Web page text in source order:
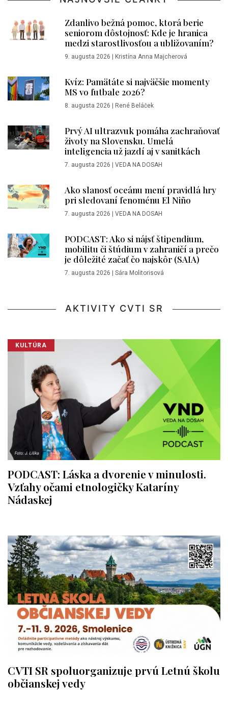
Zdanlivo bežná pomoc, ktorá berie
seniorom dôstojnosť: Kde je hranica
medzi starostlivosťou a ubližovaním?
9. augusta 2026 Kristína Anna Majcherová
Kvíz: Pamätáte si najväčšie momenty
MS vo futbale 2026?
8. augusta 2026 René Beláček
Prvý AI ultrazvuk pomáha zachraňovať
životy na Slovensku. Umelá
inteligencia už jazdí aj v sanitkách
7. augusta 2026 VEDA NA DOSAH
Ako slanosť oceánu mení pravidlá hry
pri sledovaní fenoménu El Niño
7. augusta 2026 VEDA NA DOSAH
PODCAST: Ako si nájsť štipendium,
mobilitu či štúdium v zahraničí a prečo
je dôležité začať čo najskôr (SAIA)
7. augusta 2026 Sára Molitorisová
AKTIVITY CVTI SR
KULTÚRA
PODCAST: Láska a dvorenie v minulosti.
Vzťahy očami etnologičky Kataríny
Nádaskej
CVTI SR spoluorganizuje prvú Letnú školu
občianskej vedy